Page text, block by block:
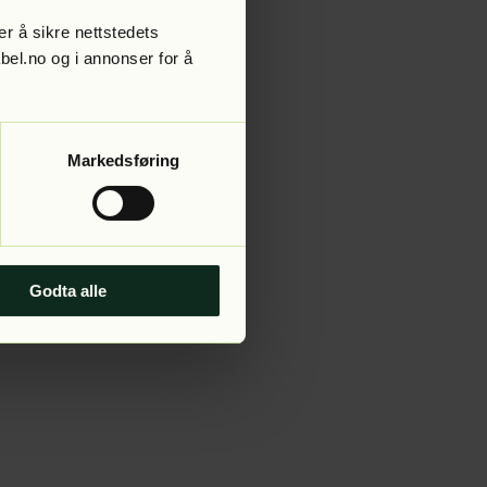
å sikre nettstedets
og i annonser for å
Markedsføring
Godta alle